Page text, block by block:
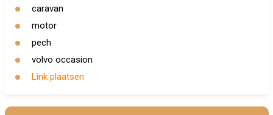
caravan
motor
pech
volvo occasion
Link plaatsen